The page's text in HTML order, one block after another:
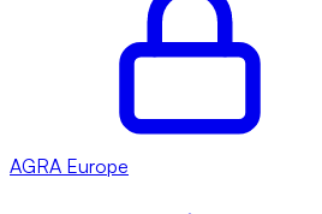
AGRA Europe